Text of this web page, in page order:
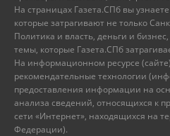
На страницах Газета.СПб вы
которые затрагивают не только
Политика и власть, деньги и
темы, которые Газета.СПб
На информационном ресурсе
рекомендательные технологии
предоставления информации на
анализа сведений, относящихся к
сети «Интернет», находящихся на
Федерации).